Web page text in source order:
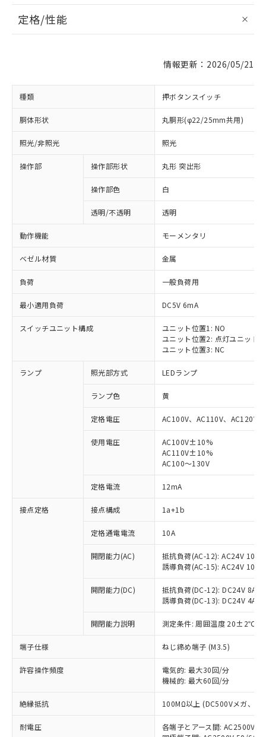
定格/性能
情報更新：2026/05/21
種類 押ボタンスイッチ
胴体形状 丸胴形(φ22/25mm共用)
照光/非照光 照光
操作部 操作部形状 丸形 突出形
操作部色 白
透明/不透明 透明
動作機能 モーメンタリ
ベゼル材質 金属
負荷 一般負荷用
最小適用負荷 DC5V 6mA
スイッチユニット構成
ユニット位置1: NO
ユニット位置2: 点灯ユニット
ユニット位置3: NC
ランプ 照光部方式 LEDランプ
ランプ色 黄
定格電圧 AC100V、AC110V、AC120V
使用電圧
AC100V±10%
AC110V±10%
AC100～130V
定格電流 12mA
接点定格 接点構成 1a+1b
定格通電電流 10A
開閉能力(AC)
抵抗負荷(AC-12): AC24V 10A/
誘導負荷(AC-15): AC24V
開閉能力(DC)
抵抗負荷(DC-12): DC24V 8A/
誘導負荷(DC-13): DC24V 4A/
開閉能力説明 測定条件: 周囲温度 20±2℃、
端子仕様 ねじ締め端子 (M3.5)
許容操作頻度
電気的: 最大30回/分
機械的: 最大60回/分
絶縁抵抗 100MΩ以上 (DC500Vメガ、点
耐電圧
各端子とアース間: AC2500V
ご利用条件
以下の条件をお読みいただき、同意のうえ
本サービスは、当社制御機器事業取扱
商品の当社在庫状況および標準価格
(税抜)を提供させていただくもので
当社制御機器事業取扱商品の中には、
本サービスの対象外となる商品もある
ことをご了承ください。
※1 対応状況
対応済み：EU RoHS指令（10物質）の
非含有に対応した製品が提供可能な商品で
対応予定：EU RoHS指令（10物質）の非含
有に対応した製品に切り替える予定のある
対応予定なし：EU RoHS指令（10物質）の
非含有に非対応の商品で、対応品を出す予
調査・確認中：EU RoHS指令（10物質）の
非含有の対応状況を調査中または確認中の
商品です。
非該当品：ライセンス料など無形物で、有
害物質有無と関係のない商品です。
仕入先様の事情により、非含有部品として
いたものが、含有品と判明した場合などや
「○」：最大均質材料含有率が中国RoHSの
「×」：最大均質材料含有率が中国RoHSの
基準値を超えていることを示します。
当社は、これら貴社製品のうち、外国